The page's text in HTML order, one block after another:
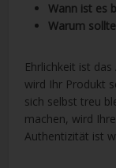
Wann ist es
Warum
Ehrlichkeit ist
wird Ihr Produkt
sich selbst treu
machen, wird
Authentizität ist